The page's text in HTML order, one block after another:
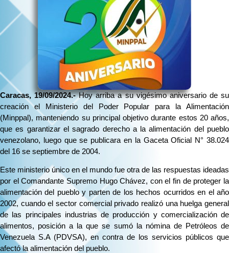
Caracas, 19/09/2024.-Hoy arriba a su vigésimo aniversario de su
creación el Ministerio del Poder Popular para la Alimentación
(Minppal), manteniendo su principal objetivo durante estos 20 años,
que es garantizar el sagrado derecho a la alimentación del pueblo
venezolano, luego que se publicara en la Gaceta Oficial N° 38.024
del 16 se septiembre de 2004.
Este ministerio único en el mundo fue otra de las respuestas ideadas
por el Comandante Supremo Hugo Chávez, con el fin de proteger la
alimentación del pueblo y parten de los hechos ocurridos en el año
2002, cuando el sector comercial privado realizó una huelga general
de las principales industrias de producción y comercialización de
alimentos, posición a la que se sumó la nómina de Petróleos de
Venezuela S.A (PDVSA), en contra de los servicios públicos que
afectó la alimentación del pueblo.